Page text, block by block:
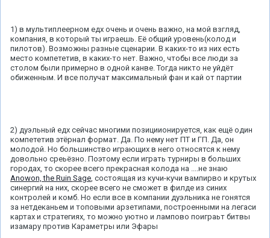
1) в мультиплеерном едх очень и очень важно, на мой взгляд,
компания, в который ты играешь. Её общий уровень(колод и
пилотов). Возможны разные сценарии. В каких-то из них есть
место компететив, в каких-то нет. Важно, чтобы все люди за
столом были примерно в одной канве. Тогда никто не уйдёт
обиженным. И все получат максимальный фан и кай от партии
2) дуэльный едх сейчас многими позициионируется, как ещё один
компететив этёрнал формат. Да. По нему нет ПТ и ГП. Да, он
молодой. Но большинство играющих в него относятся к нему
довольно среьёзно. Поэтому если играть турниры в больших
городах, то скорее всего прекрасная колода на ....не знаю
Anowon, the Ruin Sage, состоящая из кучи-кучи вампирво и крутых
синергий на них, скорее всего не сможет в филде из синих
контролей и комб. Но если все в компании дуэльника не гонятся
за нетдеканьем и топовыми арзетипами, построенными на легаси
картах и стратегиях, то можно уютно и лампово поиграьт битвы
изамару против Караметры или Эфары